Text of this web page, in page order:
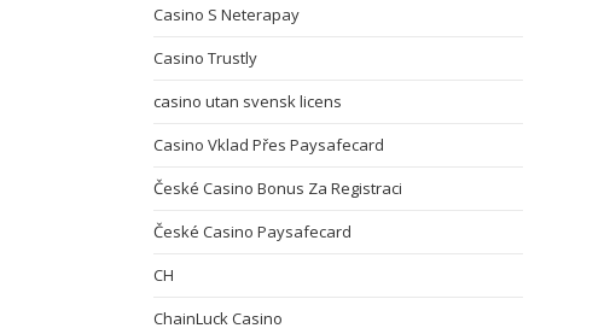
Casino S Neterapay
Casino Trustly
casino utan svensk licens
Casino Vklad Přes Paysafecard
České Casino Bonus Za Registraci
České Casino Paysafecard
CH
ChainLuck Casino